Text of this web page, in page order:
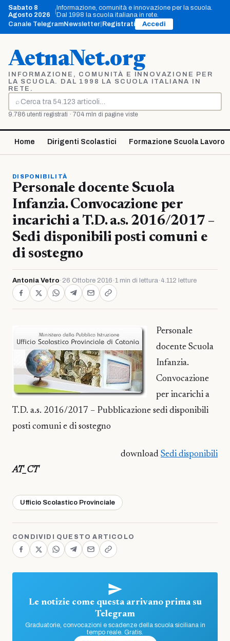
Vai
contenuto
Sabato 8
Agosto 2026
Informazione, comunità e innovazione per la scuola.
Dal 1998 la scuola italiana in rete.
Canale TelegramNewsletter Registrati Accedi
AetnaNet.org
INFORMAZIONE, COMUNITÀ E INNOVAZIONE PER
LA SCUOLA. DAL 1998 LA SCUOLA ITALIANA IN
RETE.
⌕
Cerca
9.786 utenti registrati · 704 mln di pagine viste
Home Dirigenti Scolastici Formazione Scuola Lavoro
DISPONIBILITÀ
Personale docente Scuola
Infanzia. Convocazione per
incarichi a T.D. a.s. 2016/2017 –
Sedi disponibili posti comuni e
di sostegno
Antonia Vetro · 26 Ottobre 2016 ·1 min di lettura· 4.112 letture
Personale
docente Scuola
Infanzia.
Convocazione
per incarichi a
T.D. a.s. 2016/2017 – Pubblicazione sedi disponibili
posti comuni e di sostegno
download Sedi disponibili
AT_CT
Ufficio Scolastico Provinciale
CONDIVIDI QUESTO ARTICOLO
Le notizie come questa arrivano prima su
Telegram
Graduatorie, convocazioni e scadenze della scuola siciliana in
tempo reale. Gratis.